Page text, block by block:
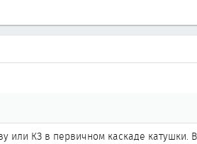
или КЗ в первичном каскаде катушки.